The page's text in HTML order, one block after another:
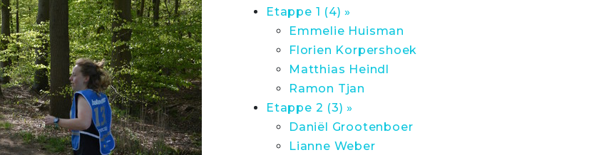
Etappe 1 (4) »
Emmelie Huisman
Florien Korpershoek
Matthias Heindl
Ramon Tjan
Etappe 2 (3) »
Daniël Grootenboer
Lianne Weber